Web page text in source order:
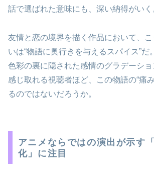
話で選ばれた意味にも、深い納得がいく
友情と恋の境界を描く作品において、
いは“物語に奥行きを与えるスパイス”だ
色彩の裏に隠された感情のグラデーシ
感じ取れる視聴者ほど、この物語の“痛
るのではないだろうか。
アニメならではの演出が示す
化」に注目